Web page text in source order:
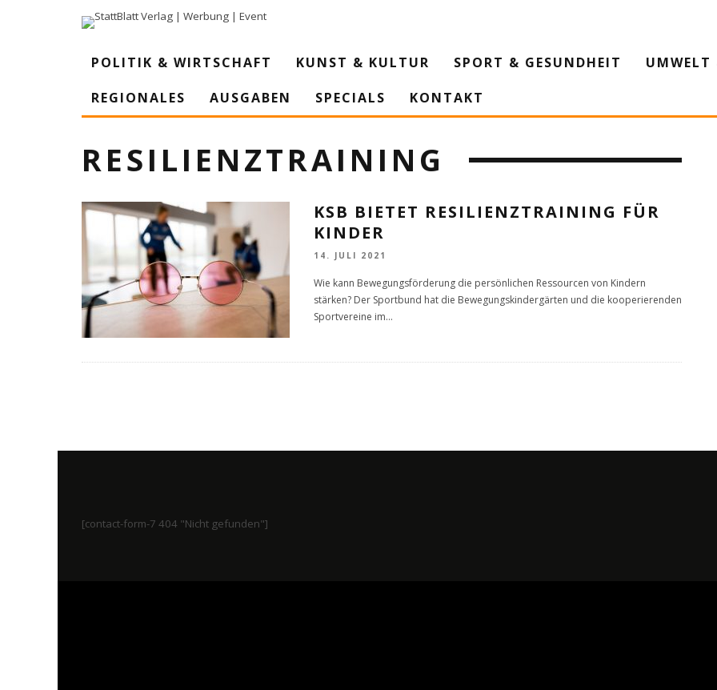
POLITIK & WIRTSCHAFT KUNST & KULTUR SPORT & GESUNDHEIT
REGIONALES
AUSGABEN SPECIALS KONTAKT
RESILIENZTRAINING
KSB BIETET RESILIENZTRAINING FÜR
KINDER
14. JULI 2021
Wie kann Bewegungsförderung die persönlichen Ressourcen von Kindern
stärken? Der Sportbund hat die Bewegungskindergärten und die kooperierenden
Sportvereine im...
[contact-form-7 404 "Nicht gefunden"]